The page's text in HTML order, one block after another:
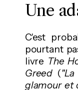
Une
C'est
pourtant
livre The
Greed (
glamour et